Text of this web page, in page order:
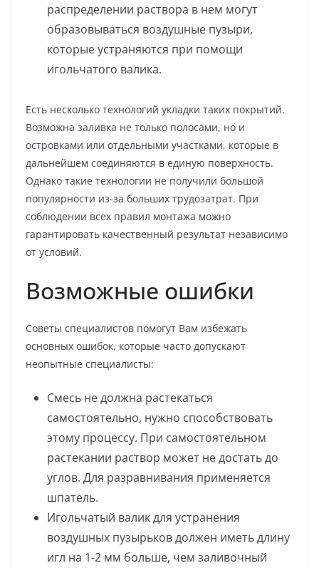
распределении раствора в нем могут
образовываться воздушные пузыри,
которые устраняются при помощи
игольчатого валика.
Есть несколько технологий укладки таких покрытий.
Возможна заливка не только полосами, но и
островками или отдельными участками, которые в
дальнейшем соединяются в единую поверхность.
Однако такие технологии не получили большой
популярности из-за больших трудозатрат. При
соблюдении всех правил монтажа можно
гарантировать качественный результат независимо
от условий.
Возможные ошибки
Советы специалистов помогут Вам избежать
основных ошибок, которые часто допускают
неопытные специалисты:
Смесь не должна растекаться
самостоятельно, нужно способствовать
этому процессу. При самостоятельном
растекании раствор может не достать до
углов. Для разравнивания применяется
шпатель.
Игольчатый валик для устранения
воздушных пузырьков должен иметь длину
игл на 1-2 мм больше, чем заливочный